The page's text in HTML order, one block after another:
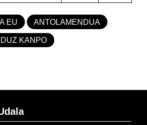
EU ANTOLAMENDUA
KANPO